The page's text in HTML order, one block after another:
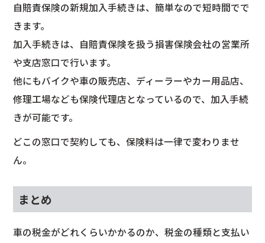
自賠責保険の新規加入手続きは、簡単なので短時間でで
きます。
加入手続きは、自賠責保険を扱う損害保険会社の営業所
や支店窓口で行います。
他にもバイクや車の販売店、ディーラーやカー用品店、
修理工場なども保険代理店となっているので、加入手続
きが可能です。
どこの窓口で契約しても、保険料は一律で変わりませ
ん。
まとめ
車の税金がどれくらいかかるのか、税金の種類と支払い